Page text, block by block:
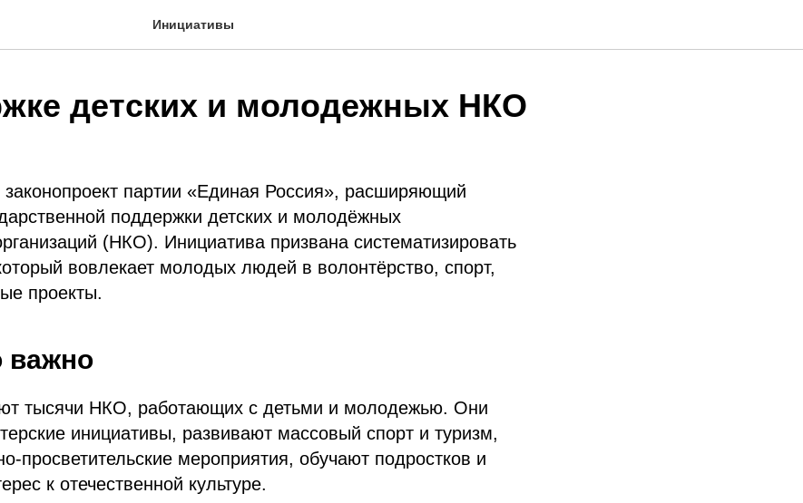
Инициативы
детских и молодежных НКО
партии «Единая Россия», расширяющий
поддержки детских и молодёжных
(НКО). Инициатива призвана систематизировать
вовлекает молодых людей в волонтёрство, спорт,
проекты.
важно
тысячи НКО, работающих с детьми и молодежью. Они
инициативы, развивают массовый спорт и туризм,
мероприятия, обучают подростков и
к отечественной культуре.